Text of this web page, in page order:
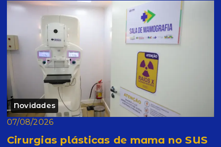
Novidades
07/08/2026
Cirurgias plásticas de mama no SUS